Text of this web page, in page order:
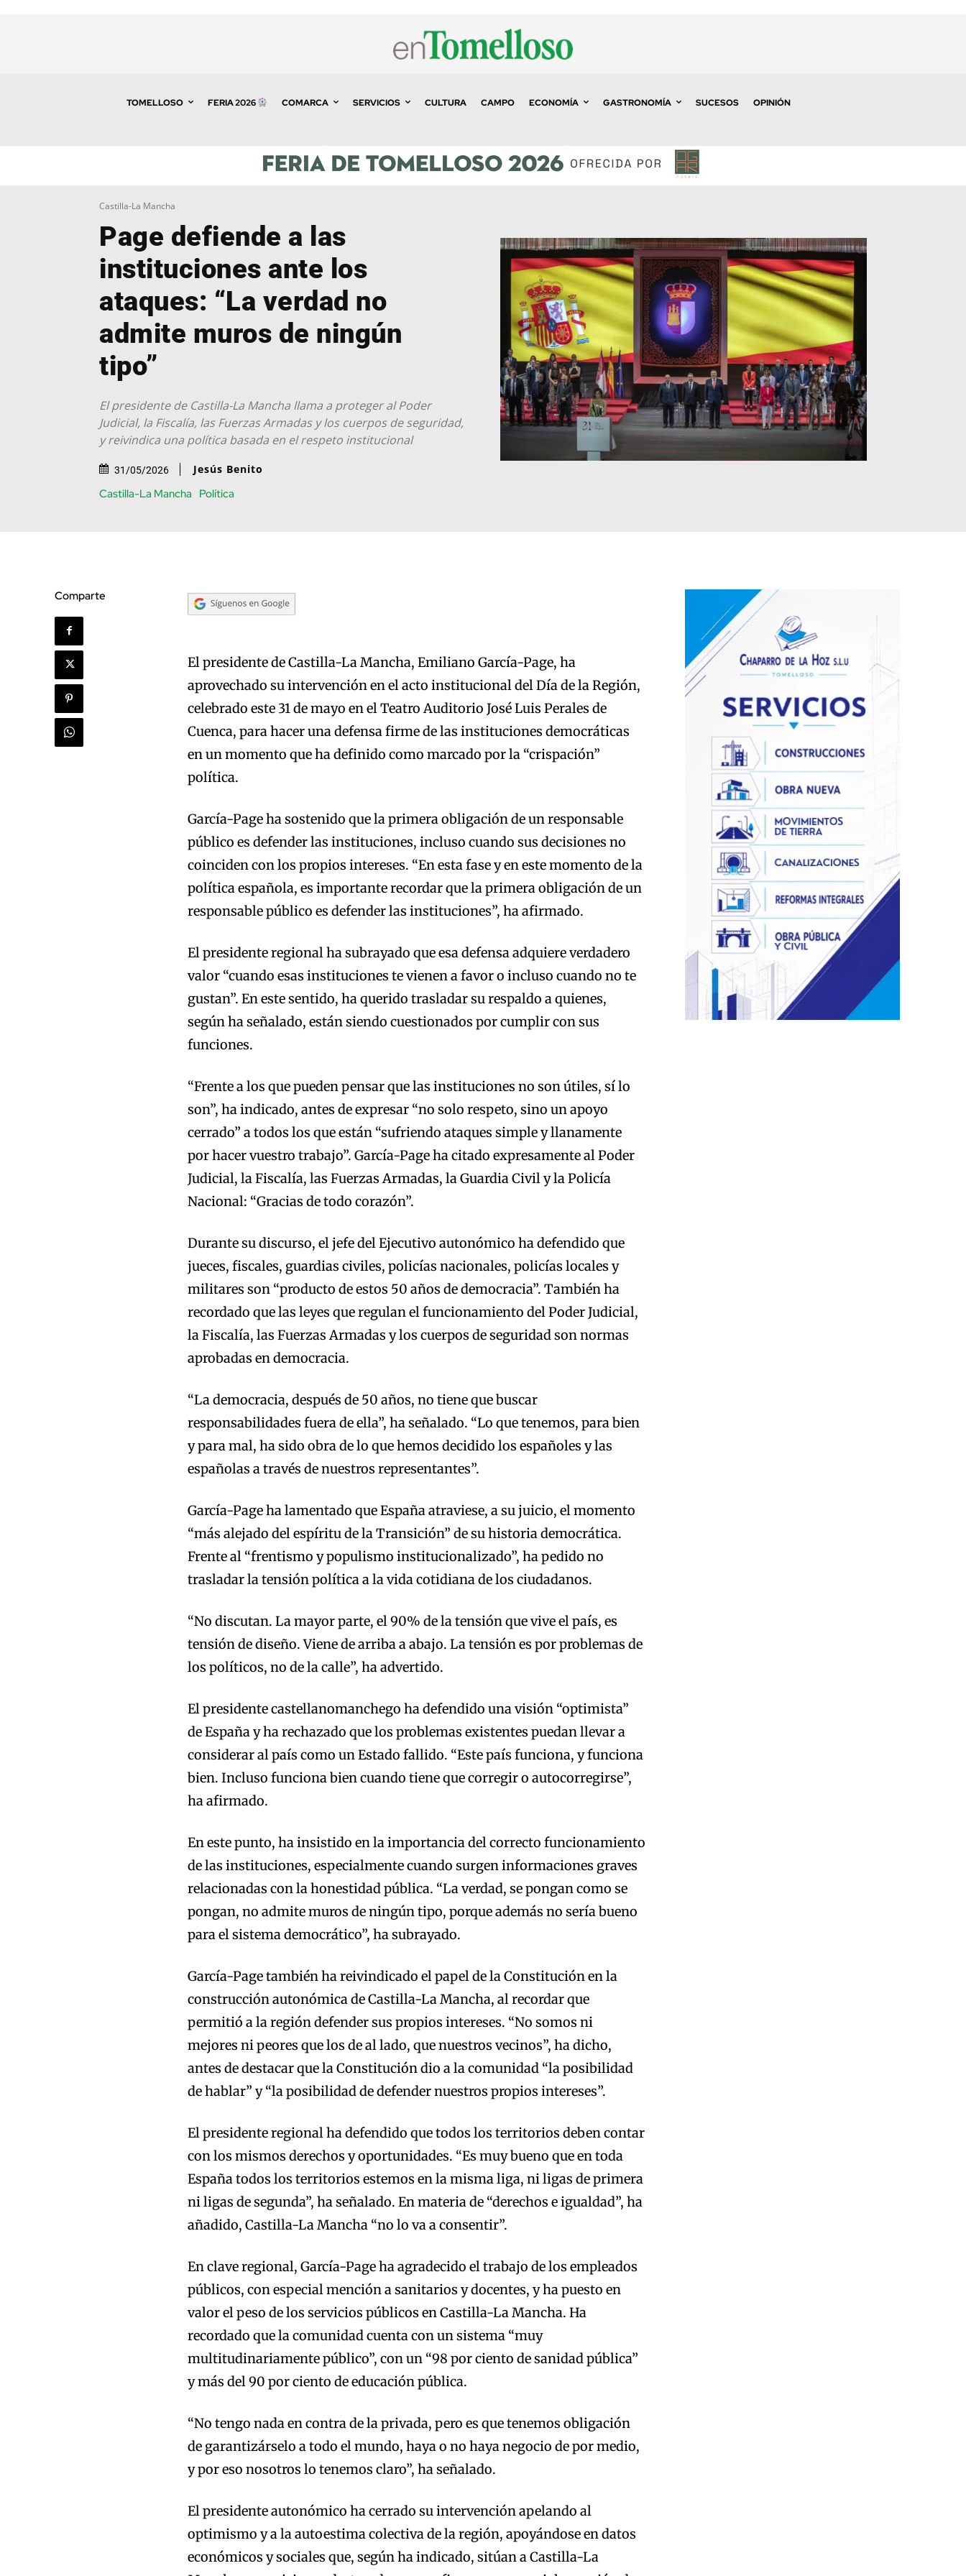
TOMELLOSO FERIA 2026 COMARCA SERVICIOS CULTURA CAMPO ECONOMÍA GASTRONOMÍA SUCESOS OPINIÓN
Castilla-La Mancha
Page defiende a las
instituciones ante los
ataques: “La verdad no
admite muros de ningún
tipo”
El presidente de Castilla-La Mancha llama a proteger al Poder
Judicial, la Fiscalía, las Fuerzas Armadas y los cuerpos de seguridad,
y reivindica una política basada en el respeto institucional
31/05/2026 Jesús Benito
Castilla-La Mancha Política
Comparte
El presidente de Castilla-La Mancha, Emiliano García-Page, ha
aprovechado su intervención en el acto institucional del Día de la Región,
celebrado este 31 de mayo en el Teatro Auditorio José Luis Perales de
Cuenca, para hacer una defensa firme de las instituciones democráticas
en un momento que ha definido como marcado por la “crispación”
política.
García-Page ha sostenido que la primera obligación de un responsable
público es defender las instituciones, incluso cuando sus decisiones no
coinciden con los propios intereses. “En esta fase y en este momento de la
política española, es importante recordar que la primera obligación de un
responsable público es defender las instituciones”, ha afirmado.
El presidente regional ha subrayado que esa defensa adquiere verdadero
valor “cuando esas instituciones te vienen a favor o incluso cuando no te
gustan”. En este sentido, ha querido trasladar su respaldo a quienes,
según ha señalado, están siendo cuestionados por cumplir con sus
funciones.
“Frente a los que pueden pensar que las instituciones no son útiles, sí lo
son”, ha indicado, antes de expresar “no solo respeto, sino un apoyo
cerrado” a todos los que están “sufriendo ataques simple y llanamente
por hacer vuestro trabajo”. García-Page ha citado expresamente al Poder
Judicial, la Fiscalía, las Fuerzas Armadas, la Guardia Civil y la Policía
Nacional: “Gracias de todo corazón”.
Durante su discurso, el jefe del Ejecutivo autonómico ha defendido que
jueces, fiscales, guardias civiles, policías nacionales, policías locales y
militares son “producto de estos 50 años de democracia”. También ha
recordado que las leyes que regulan el funcionamiento del Poder Judicial,
la Fiscalía, las Fuerzas Armadas y los cuerpos de seguridad son normas
aprobadas en democracia.
“La democracia, después de 50 años, no tiene que buscar
responsabilidades fuera de ella”, ha señalado. “Lo que tenemos, para bien
y para mal, ha sido obra de lo que hemos decidido los españoles y las
españolas a través de nuestros representantes”.
García-Page ha lamentado que España atraviese, a su juicio, el momento
“más alejado del espíritu de la Transición” de su historia democrática.
Frente al “frentismo y populismo institucionalizado”, ha pedido no
trasladar la tensión política a la vida cotidiana de los ciudadanos.
“No discutan. La mayor parte, el 90% de la tensión que vive el país, es
tensión de diseño. Viene de arriba a abajo. La tensión es por problemas de
los políticos, no de la calle”, ha advertido.
El presidente castellanomanchego ha defendido una visión “optimista”
de España y ha rechazado que los problemas existentes puedan llevar a
considerar al país como un Estado fallido. “Este país funciona, y funciona
bien. Incluso funciona bien cuando tiene que corregir o autocorregirse”,
ha afirmado.
En este punto, ha insistido en la importancia del correcto funcionamiento
de las instituciones, especialmente cuando surgen informaciones graves
relacionadas con la honestidad pública. “La verdad, se pongan como se
pongan, no admite muros de ningún tipo, porque además no sería bueno
para el sistema democrático”, ha subrayado.
García-Page también ha reivindicado el papel de la Constitución en la
construcción autonómica de Castilla-La Mancha, al recordar que
permitió a la región defender sus propios intereses. “No somos ni
mejores ni peores que los de al lado, que nuestros vecinos”, ha dicho,
antes de destacar que la Constitución dio a la comunidad “la posibilidad
de hablar” y “la posibilidad de defender nuestros propios intereses”.
El presidente regional ha defendido que todos los territorios deben contar
con los mismos derechos y oportunidades. “Es muy bueno que en toda
España todos los territorios estemos en la misma liga, ni ligas de primera
ni ligas de segunda”, ha señalado. En materia de “derechos e igualdad”, ha
añadido, Castilla-La Mancha “no lo va a consentir”.
En clave regional, García-Page ha agradecido el trabajo de los empleados
públicos, con especial mención a sanitarios y docentes, y ha puesto en
valor el peso de los servicios públicos en Castilla-La Mancha. Ha
recordado que la comunidad cuenta con un sistema “muy
multitudinariamente público”, con un “98 por ciento de sanidad pública”
y más del 90 por ciento de educación pública.
“No tengo nada en contra de la privada, pero es que tenemos obligación
de garantizárselo a todo el mundo, haya o no haya negocio de por medio,
y por eso nosotros lo tenemos claro”, ha señalado.
El presidente autonómico ha cerrado su intervención apelando al
optimismo y a la autoestima colectiva de la región, apoyándose en datos
económicos y sociales que, según ha indicado, sitúan a Castilla-La